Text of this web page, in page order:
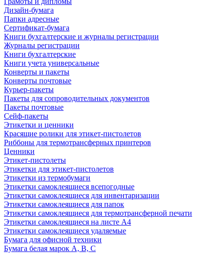
Дизайн-бумага
Папки адресные
Сертификат-бумага
Книги бухгалтерские и журналы регистрации
Журналы регистрации
Книги бухгалтерские
Книги учета универсальные
Конверты и пакеты
Конверты почтовые
Курьер-пакеты
Пакеты для сопроводительных документов
Пакеты почтовые
Сейф-пакеты
Этикетки и ценники
Красящие ролики для этикет-пистолетов
Риббоны для термотрансферных принтеров
Ценники
Этикет-пистолеты
Этикетки для этикет-пистолетов
Этикетки из термобумаги
Этикетки самоклеящиеся всепогодные
Этикетки самоклеящиеся для инвентаризации
Этикетки самоклеящиеся для папок
Этикетки самоклеящиеся для термотрансферной печати
Этикетки самоклеящиеся на листе А4
Этикетки самоклеящиеся удаляемые
Бумага для офисной техники
Бумага белая марок А, В, С